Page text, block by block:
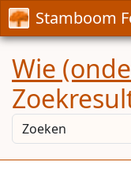
Stamboom
Wie